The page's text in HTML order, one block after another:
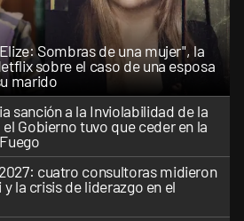
Sombras de una mujer", la
sobre el caso de una esposa
marido
sanción a la Inviolabilidad de la
Gobierno tuvo que ceder en la
cuatro consultoras midieron
la crisis de liderazgo en el